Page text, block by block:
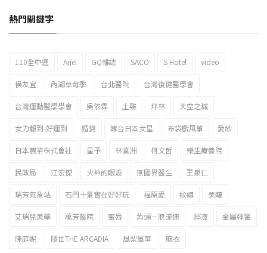
2023新北市北海岸國際風箏節「風在石起」霸氣回歸
熱門關鍵字
110全中運 Ariel GQ雜誌 SACO S Hotel video
侯友宜 內湖草莓季 台北醫院 台灣復健醫學會
台灣運動醫學學會 吳依霖 土雞 坪林 天空之城
女力報到-好運到 婚變 嫁台日本女星 布袋戲風箏 愛紗
日本農業株式會社 星予 林瀛洲 柯文哲 樂生療養院
民政局 江宏傑 火神的眼淚 無國界醫生 王泉仁
瑞芳氣象站 石門十景實在好好玩 福原愛 紋繡 美睫
艾瑞兒美學 萬芳醫院 蜜唇 角頭－浪流連 邱澤 金屬彈簧
陳庭妮 隱世THE ARCADIA 風梨風箏 麻衣